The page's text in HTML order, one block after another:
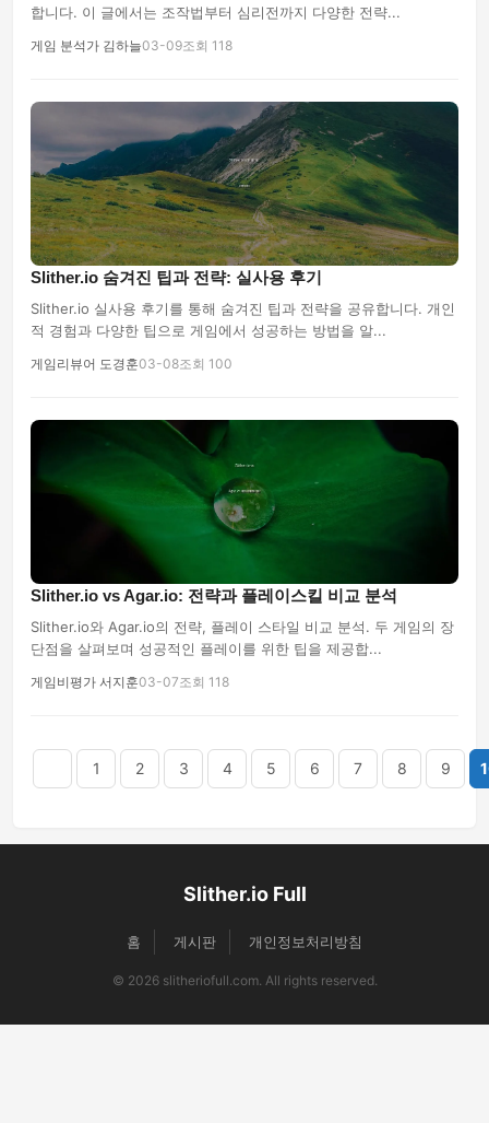
합니다. 이 글에서는 조작법부터 심리전까지 다양한 전략...
게임 분석가 김하늘03-09조회 118
Slither.io 숨겨진 팁과 전략: 실사용 후기
Slither.io 실사용 후기를 통해 숨겨진 팁과 전략을 공유합니다. 개인
적 경험과 다양한 팁으로 게임에서 성공하는 방법을 알...
게임리뷰어 도경훈03-08조회 100
Slither.io vs Agar.io: 전략과 플레이스킬 비교 분석
Slither.io와 Agar.io의 전략, 플레이 스타일 비교 분석. 두 게임의 장
단점을 살펴보며 성공적인 플레이를 위한 팁을 제공합...
게임비평가 서지훈03-07조회 118
1 2 3 4 5 6 7 8 9
Slither.io Full
홈 게시판 개인정보처리방침
© 2026 slitheriofull.com. All rights reserved.